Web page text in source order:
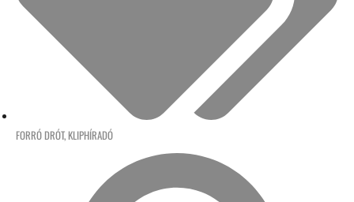
FORRÓ DRÓT, KLIPHÍRADÓ